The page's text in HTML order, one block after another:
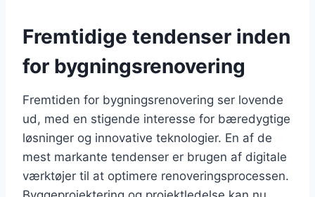
Fremtidige tendenser inden
for bygningsrenovering
Fremtiden for bygningsrenovering ser lovende
ud, med en stigende interesse for bæredygtige
løsninger og innovative teknologier. En af de
mest markante tendenser er brugen af digitale
værktøjer til at optimere renoveringsprocessen.